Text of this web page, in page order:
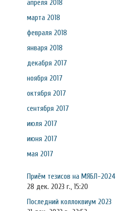
апреля 2018
марта 2018
февраля 2018
января 2018
декабря 2017
ноября 2017
октября 2017
сентября 2017
июля 2017
июня 2017
мая 2017
Приём тезисов на МЯБЛ-2024
28 дек. 2023 г., 15:20
Последний коллоквиум 2023